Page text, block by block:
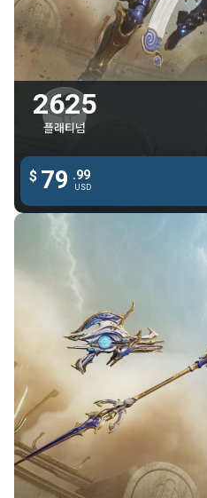
2625
플래티넘
$ 79 .99
USD
스티아낙스 프
아펜티스 프라임
스티아낙스 프라임 글
지금 구매하세요
1050 플래티
무기
1050 플래티넘
아펜티스 프라임
아쏘다이 프라임